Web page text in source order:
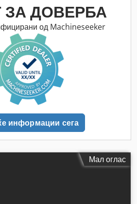
ЗА ДОВЕРБА
од Machineseeker
информации сега
Мал оглас